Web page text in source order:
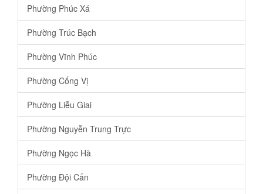
Phường Phúc Xá
Phường Trúc Bạch
Phường Vĩnh Phúc
Phường Cống Vị
Phường Liễu Giai
Phường Nguyễn Trung Trực
Phường Ngọc Hà
Phường Đội Cấn